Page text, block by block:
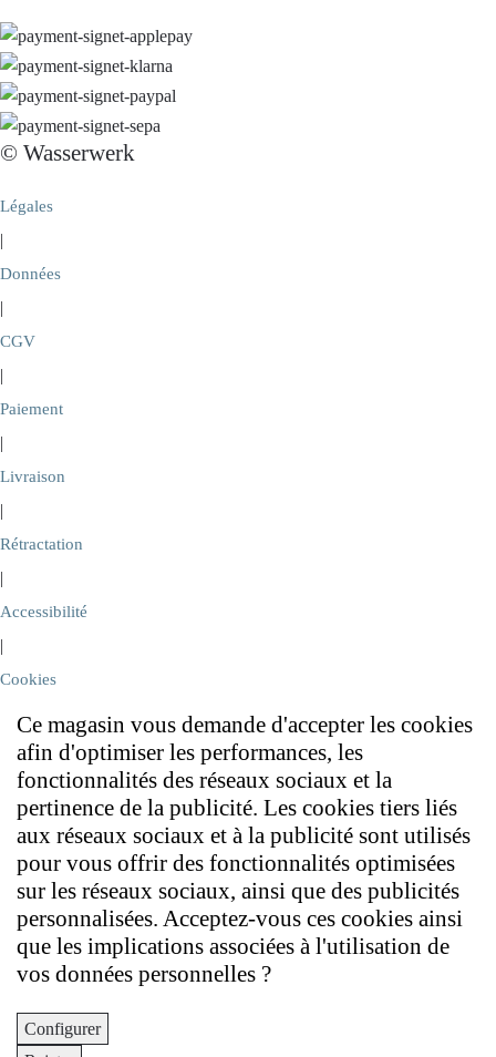
© Wasserwerk
Légales
|
Données
|
CGV
|
Paiement
|
Livraison
|
Rétractation
|
Accessibilité
|
Cookies
Ce magasin vous demande d'accepter les cookies
afin d'optimiser les performances, les
fonctionnalités des réseaux sociaux et la
pertinence de la publicité. Les cookies tiers liés
aux réseaux sociaux et à la publicité sont utilisés
pour vous offrir des fonctionnalités optimisées
sur les réseaux sociaux, ainsi que des publicités
personnalisées. Acceptez-vous ces cookies ainsi
que les implications associées à l'utilisation de
vos données personnelles ?
Configurer